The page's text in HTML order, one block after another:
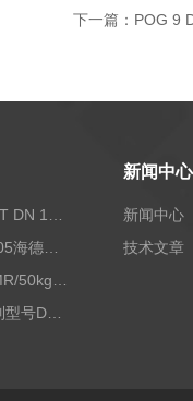
下一篇： POG 9
1169566-05海德汉西门子编码器现货
伟迪捷定制型号DHM506-5000-002
新闻中心
新闻中心
技术文章